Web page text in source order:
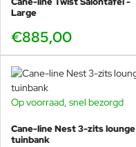
Large
€885,00
-40%
Op voorraad, snel bezorgd
Cane-line Nest 3-zits lounge
tuinbank